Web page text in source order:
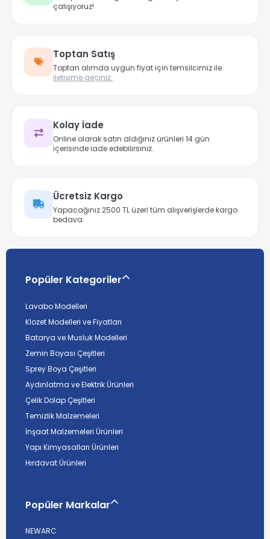
çalışıyoruz!
Toptan Satış
Toptan alımda uygun fiyat için temsilcimiz ile
iletişime geçiniz.
Kolay İade
Online olarak satın aldığınız ürünleri 14 gün
içerisinde iade edebilirsiniz.
Ücretsiz Kargo
Yapacağınız 2500 TL üzeri tüm alışverişlerde kargo
bedava.
Popüler Kategoriler
Lavabo Modelleri
Klozet Modelleri ve Fiyatları
Batarya ve Musluk Modelleri
Zemin Boyası Çeşitleri
Sprey Boya Çeşitleri
Aydınlatma ve Elektrik Ürünleri
Çelik Dolap Çeşitleri
Temizlik Malzemeleri
İnşaat Malzemeleri Ürünleri
Yapı Kimyasalları Ürünleri
Hırdavat Ürünleri
Popüler Markalar
NEWARC